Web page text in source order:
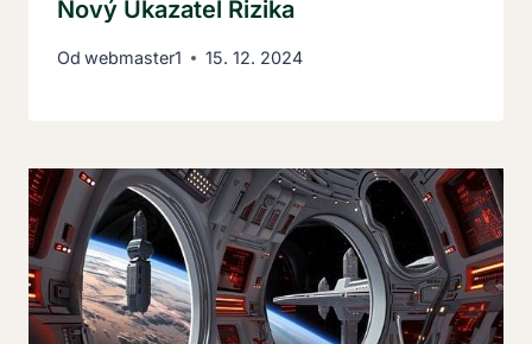
Nový Ukazatel Rizika
Od webmaster1 15. 12. 2024